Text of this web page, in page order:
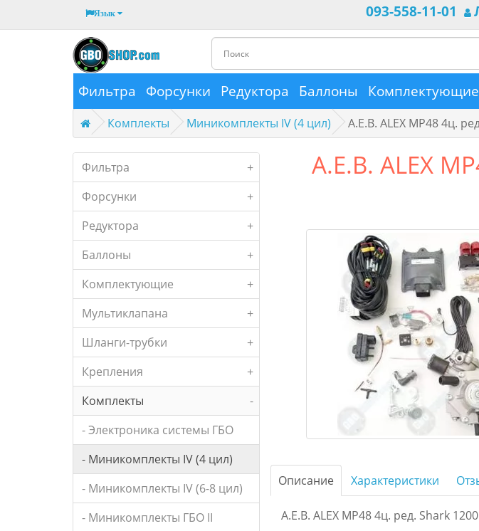
Язык 093-558-11-01
Фильтра Форсунки Редуктора Баллоны Комплектующие
Комплекты Миникомплекты IV (4 цил) A.E.B. ALEX MP48 4ц.
Фильтра
+
Форсунки
+
Редуктора
+
Баллоны
+
Комплектующие
+
Мультиклапана
+
Шланги-трубки
+
Крепления
+
Комплекты
-
- Электроника системы ГБО
- Миникомплекты IV (4 цил)
- Миникомплекты IV (6-8 цил)
- Миникомплекты ГБО II
A.E.B. ALEX
Описание Характеристики
A.E.B. ALEX MP48 4ц. pед. Shark